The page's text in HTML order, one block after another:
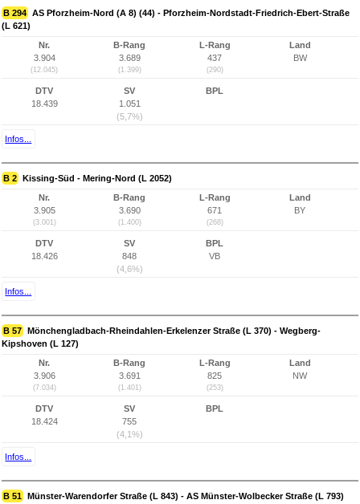
B 294 AS Pforzheim-Nord (A 8) (44) - Pforzheim-Nordstadt-Friedrich-Ebert-Straße
(L 621)
Nr.
3.904
(12.045)
B-Rang
3.689
(1.399)
L-Rang
437
(290)
Land
BW
DTV
18.439
SV
1.051
(5,7%)
BPL
Infos...
B 2 Kissing-Süd - Mering-Nord (L 2052)
Nr.
3.905
(3.001)
B-Rang
3.690
(1.400)
L-Rang
671
(268)
Land
BY
DTV
18.426
SV
848
(4,6%)
BPL
VB
Infos...
B 57 Mönchengladbach-Rheindahlen-Erkelenzer Straße (L 370) - Wegberg-
Kipshoven (L 127)
Nr.
3.906
(7.034)
B-Rang
3.691
(1.401)
L-Rang
825
(253)
Land
NW
DTV
18.424
SV
755
(4,1%)
BPL
Infos...
B 51 Münster-Warendorfer Straße (L 843) - AS Münster-Wolbecker Straße (L 793)